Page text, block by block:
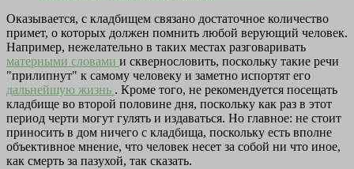
Оказывается, с кладбищем связано достаточное количество
примет, о которых должен помнить любой верующий человек.
Например, нежелательно в таких местах разговаривать
матерными словами и сквернословить, поскольку такие речи
"прилипнут" к самому человеку и заметно испортят его
дальнейшую жизнь . Кроме того, не рекомендуется посещать
кладбище во второй половине дня, поскольку как раз в этот
период черти могут гулять и издаваться. Но главное: не стоит
приносить в дом ничего с кладбища, поскольку есть вполне
объективное мнение, что человек несет за собой ни что иное,
как смерть за пазухой, так сказать.